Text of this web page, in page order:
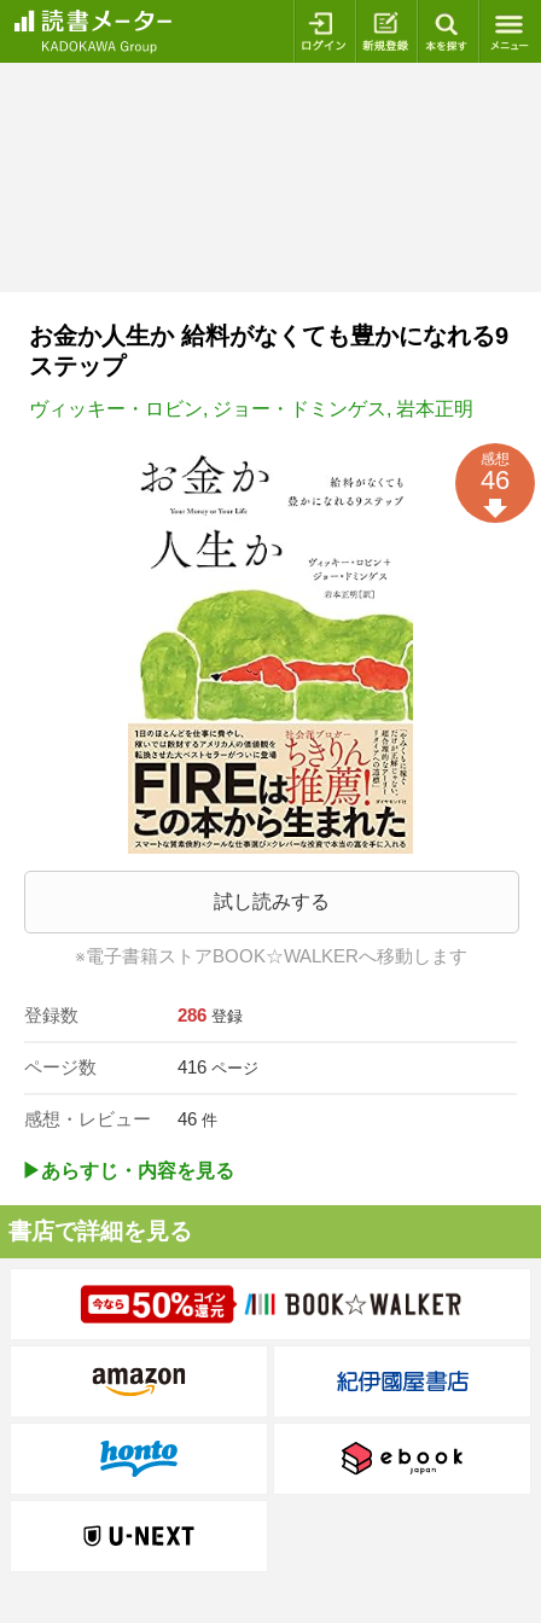
ログイン 新規登録
お金か人生か 給料がなくても豊かになれる9
ステップ
ヴィッキー・ロビン, ジョー・ドミンゲス, 岩本正明
試し読みする
※電子書籍ストアBOOK☆WALKERへ移動します
登録数 286 登録
ページ数 416 ページ
感想・レビュー 46 件
感想
46
▶︎あらすじ・内容を見る
書店で詳細を見る